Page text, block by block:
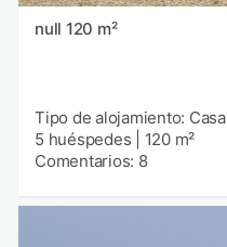
null 120 m²
Tipo de alojamiento: Casa
5 huéspedes
120 m²
Comentarios: 8